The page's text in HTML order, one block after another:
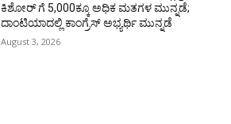
ಕಿಶೋರ್‌ ಗೆ 5,000ಕ್ಕೂ ಅಧಿಕ ಮತಗಳ ಮುನ್ನಡೆ;
ದಾಂಟಿಯಾದಲ್ಲಿ ಕಾಂಗ್ರೆಸ್ ಅಭ್ಯರ್ಥಿ ಮುನ್ನಡೆ
August 3, 2026